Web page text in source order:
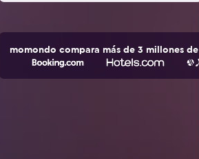
momondo compara más de 3 millones